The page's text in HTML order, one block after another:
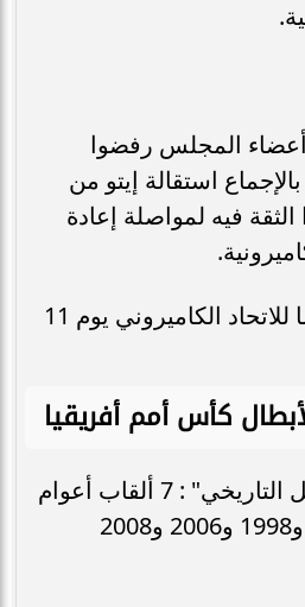
أعضاء المجلس رفضوا
استقالة إيتو من
فيه لمواصلة إعادة
وتم انتخاب إيتو رئيسا للاتحاد الكاميروني يوم 11
كأس أمم أفريقيا
1- منتخب مصر"البطل التاريخي" : 7 ألقاب أعوام
1957 و1959 و1986 و1998 و2006 و2008